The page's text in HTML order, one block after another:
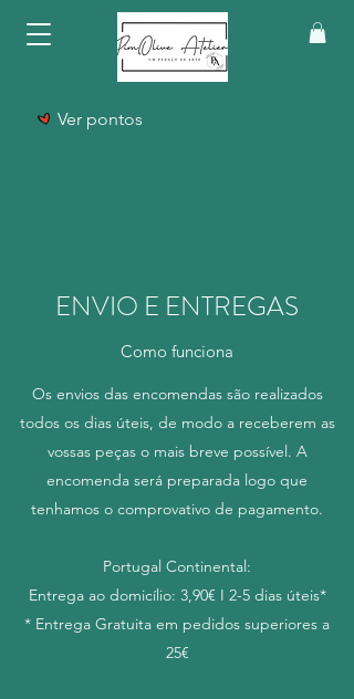
Ver pontos
ENVIO E ENTREGAS
Como funciona
Os envios das encomendas são realizados
todos os dias úteis, de modo a receberem as
vossas peças o mais breve possível. A
encomenda será preparada logo que
tenhamos o comprovativo de pagamento.
Portugal Continental:
Entrega ao domicílio: 3,90€ I 2-5 dias úteis*
* Entrega Gratuita em pedidos superiores a
25€